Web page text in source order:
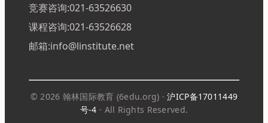
竞赛咨询:021-63526630
课程咨询:021-63526628
邮箱:info@linstitute.net
© 2026 翰林国际教育 (6edu.org) ·沪ICP备17011449
号-4 · All Rights Reserved.